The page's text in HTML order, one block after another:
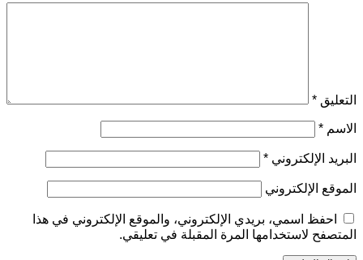
التعليق *
الاسم *
البريد الإلكتروني *
الموقع الإلكتروني
احفظ اسمي، بريدي الإلكتروني، والموقع الإلكتروني في هذا
المتصفح لاستخدامها المرة المقبلة في تعليقي.